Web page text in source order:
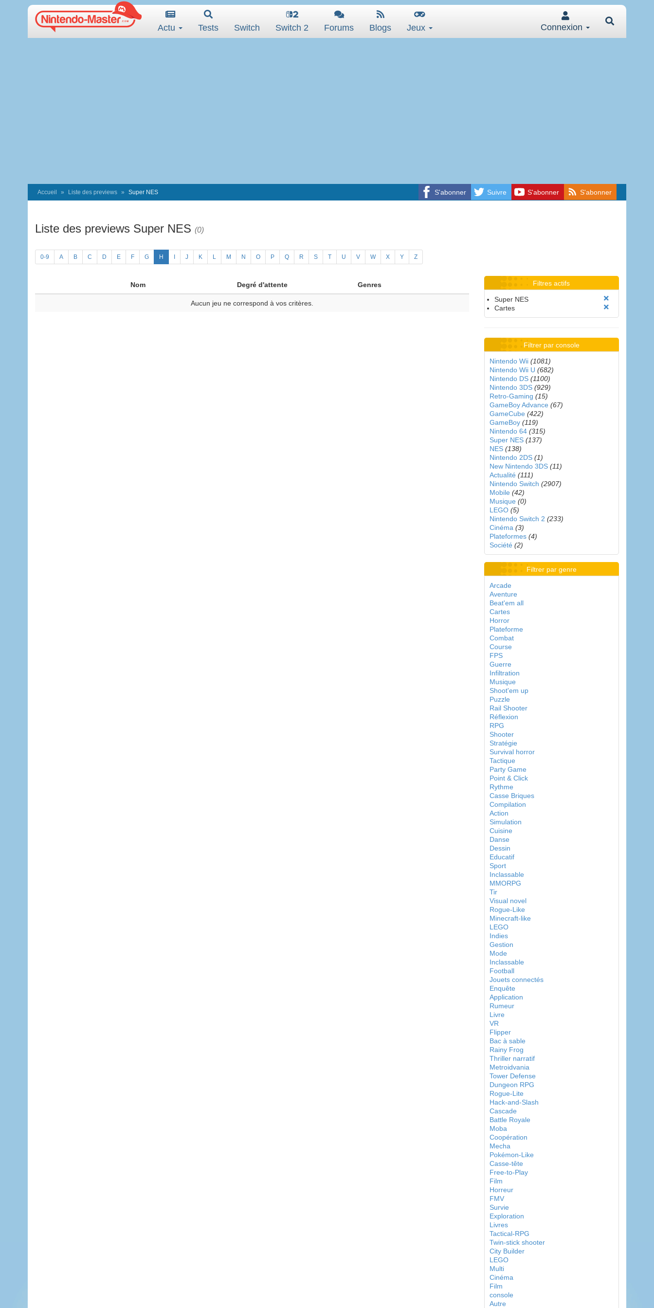
Actu Tests Switch Switch 2 Forums Blogs Jeux Connexion
S'abonner Suivre S'abonner S'abonner
Accueil Liste des previews Super NES
Liste des previews Super NES (0)
0-9 A B C D E F G H J K L M N O P Q R S T U V W X Y Z
Nom Degré d'attente Genres
Aucun jeu ne correspond à vos critères.
Filtres actifs
Super NES
Cartes
Filtrer par console
Nintendo Wii (1081)
Nintendo Wii U (682)
Nintendo DS (1100)
Nintendo 3DS (929)
Retro-Gaming (15)
GameBoy Advance (67)
GameCube (422)
GameBoy (119)
Nintendo 64 (315)
Super NES (137)
NES (138)
Nintendo 2DS (1)
New Nintendo 3DS (11)
Actualité (111)
Nintendo Switch (2907)
Mobile (42)
Musique (0)
LEGO (5)
Nintendo Switch 2 (233)
Cinéma (3)
Plateformes (4)
Société (2)
Filtrer par genre
Arcade
Aventure
Beat'em all
Cartes
Horror
Plateforme
Combat
Course
FPS
Guerre
Infiltration
Musique
Shoot'em up
Puzzle
Rail Shooter
Réflexion
RPG
Shooter
Stratégie
Survival horror
Tactique
Party Game
Point & Click
Rythme
Casse Briques
Compilation
Action
Simulation
Cuisine
Danse
Dessin
Educatif
Sport
Inclassable
MMORPG
Tir
Visual novel
Rogue-Like
Minecraft-like
LEGO
Indies
Gestion
Mode
Inclassable
Football
Jouets connectés
Enquête
Application
Rumeur
Livre
VR
Flipper
Bac à sable
Rainy Frog
Thriller narratif
Metroidvania
Tower Defense
Dungeon RPG
Rogue-Lite
Hack-and-Slash
Cascade
Battle Royale
Moba
Coopération
Mecha
Pokémon-Like
Casse-tête
Free-to-Play
Film
Horreur
FMV
Survie
Exploration
Livres
Tactical-RPG
Twin-stick shooter
City Builder
LEGO
Multi
Cinéma
Film
console
Autre